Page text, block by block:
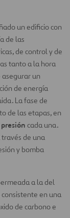
un edificio con
de las
de control y de
tanto a la hora
un
de energía
La fase de
de las etapas, en
cada una.
de una
y bomba
a la del
en una
de carbono e